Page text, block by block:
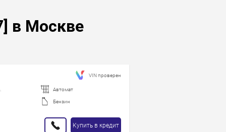
в Москве
Автомат
Бензин
Купить в кредит
VIN проверен